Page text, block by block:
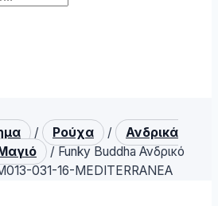
/ Ρούχα /
Ανδρικά
/ Funky Buddha Ανδρικό
031-16-MEDITERRANEA